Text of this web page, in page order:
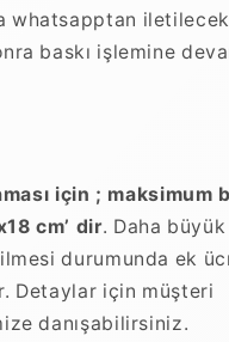
whatsapptan
baskı işlemine
için ; maksimum
cm’ dir. Daha büyük
durumunda ek
Detaylar için müşteri
danışabilirsiniz.